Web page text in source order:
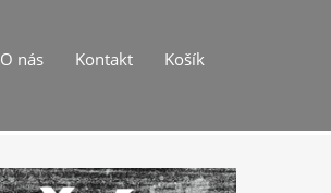
O nás Kontakt Košík